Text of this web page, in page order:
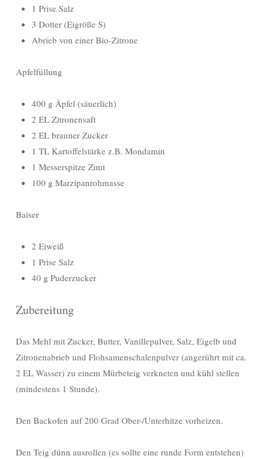
1 Prise Salz
3 Dotter (Eigröße S)
Abrieb von einer Bio-Zitrone
Apfelfüllung
400 g Äpfel (säuerlich)
2 EL Zitronensaft
2 EL brauner Zucker
1 TL Kartoffelstärke z.B. Mondamin
1 Messerspitze Zimt
100 g Marzipanrohmasse
Baiser
2 Eiweiß
1 Prise Salz
40 g Puderzucker
Zubereitung
Das Mehl mit Zucker, Butter, Vanillepulver, Salz, Eigelb und
Zitronenabrieb und Flohsamenschalenpulver (angerührt mit ca.
2 EL Wasser) zu einem Mürbeteig verkneten und kühl stellen
(mindestens 1 Stunde).
Den Backofen auf 200 Grad Ober-/Unterhitze vorheizen.
Den Teig dünn ausrollen (es sollte eine runde Form entstehen)